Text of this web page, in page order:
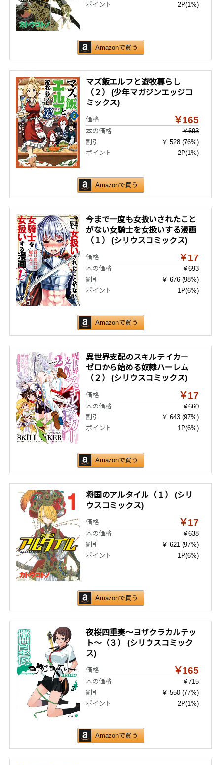
ポイント 2P(1%)
Amazonで買う
マズ飯エルフと遊牧暮らし
（２） (少年マガジンエッジコ
ミックス)
価格 ￥165
本の価格
￥693
割引
￥ 528 (76%)
ポイント
2P(1%)
Amazonで買う
今まで一度も女扱いされたこと
がない女騎士を女扱いする漫画
（１） (シリウスコミックス)
価格 ￥17
本の価格
￥693
割引
￥ 676 (98%)
ポイント
1P(6%)
Amazonで買う
異世界支配のスキルテイカー
ゼロから始める奴隷ハーレム
（２） (シリウスコミックス)
価格 ￥17
本の価格
￥660
割引
￥ 643 (97%)
ポイント
1P(6%)
Amazonで買う
将国のアルタイル（１） (シリ
ウスコミックス)
価格 ￥17
本の価格
￥638
割引
￥ 621 (97%)
ポイント
1P(6%)
Amazonで買う
夜桜四重奏～ヨザクラカルテッ
ト～（３） (シリウスコミック
ス)
価格 ￥165
本の価格
￥715
割引
￥ 550 (77%)
ポイント
2P(1%)
Amazonで買う